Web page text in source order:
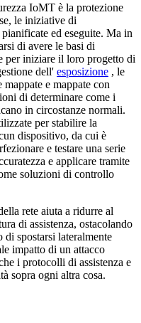
IoMT è la protezione
le iniziative di
ed eseguite. Ma in
di avere le basi di
per iniziare il loro progetto di
dell' esposizione , le
e mappate con
di determinare come i
in circostanze normali.
per stabilire la
dispositivo, da cui è
e testare una serie
e applicare tramite
soluzioni di controllo
rete aiuta a ridurre al
di assistenza, ostacolando
spostarsi lateralmente
impatto di un attacco
i protocolli di assistenza e
sopra ogni altra cosa.